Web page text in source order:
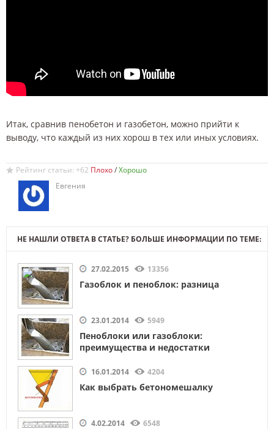
Итак, сравнив пенобетон и газобетон, можно прийти к
выводу, что каждый из них хорош в тех или иных условиях.
Рейтинг статьи: +62
/
Евгения
НЕ НАШЛИ ОТВЕТА В СТАТЬЕ? БОЛЬШЕ ИНФОРМАЦИИ ПО ТЕМЕ:
27.02.2015 13356
Газоблок и пеноблок: разница
23.01.2014 5949
Пеноблоки или газоблоки:
преимущества и недостатки
16.01.2014 4204
Как выбрать бетономешалку
4.02.2014 6548